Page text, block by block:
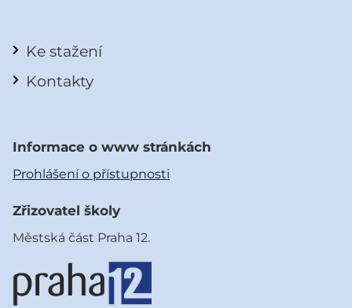
Ke stažení
Kontakty
Informace o www stránkách
Prohlášení o přístupnosti
Zřizovatel školy
Městská část Praha 12.